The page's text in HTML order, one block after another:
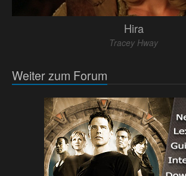
Hira
Tracey Hway
Weiter zum Forum